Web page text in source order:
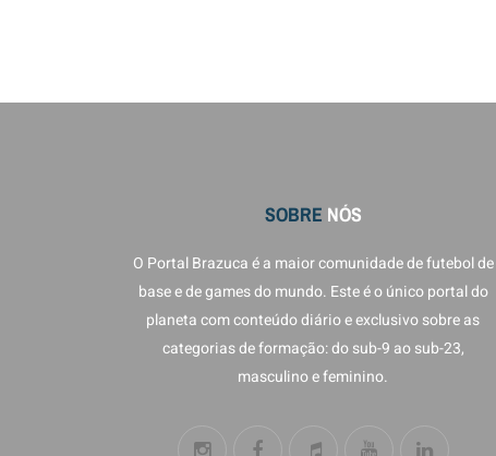
SOBRE NÓS
O Portal Brazuca é a maior comunidade de futebol de
base e de games do mundo. Este é o único portal do
planeta com conteúdo diário e exclusivo sobre as
categorias de formação: do sub-9 ao sub-23,
masculino e feminino.